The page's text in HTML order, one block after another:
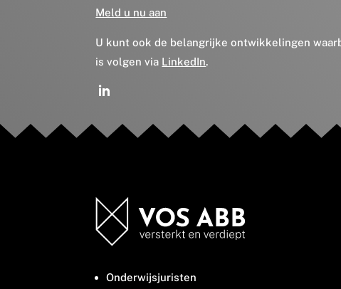
Meld u nu aan
U kunt ook de belangrijke ontwikkelingen
is volgen via LinkedIn.
Onderwijsjuristen